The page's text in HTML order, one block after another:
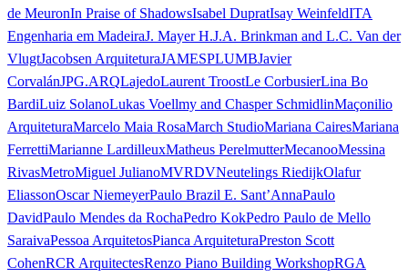
de MeuronIn Praise of ShadowsIsabel DupratIsay WeinfeldITA
Engenharia em MadeiraJ. Mayer H.J.A. Brinkman and L.C. Van der
VlugtJacobsen ArquiteturaJAMESPLUMBJavier
CorvalánJPG.ARQLajedoLaurent TroostLe CorbusierLina Bo
BardiLuiz SolanoLukas Voellmy and Chasper SchmidlinMaçonilio
ArquiteturaMarcelo Maia RosaMarch StudioMariana CairesMariana
FerrettiMarianne LardilleuxMatheus PerelmutterMecanooMessina
RivasMetroMiguel JulianoMVRDVNeutelings RiedijkOlafur
EliassonOscar NiemeyerPaulo Brazil E. Sant’AnnaPaulo
DavidPaulo Mendes da RochaPedro KokPedro Paulo de Mello
SaraivaPessoa ArquitetosPianca ArquiteturaPreston Scott
CohenRCR ArquitectesRenzo Piano Building WorkshopRGA